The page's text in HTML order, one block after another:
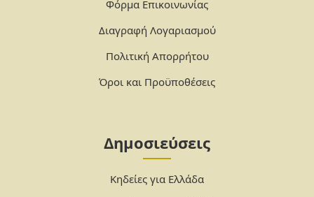
Φόρμα Επικοινωνίας
Διαγραφή Λογαριασμού
Πολιτική Απορρήτου
Όροι και Προϋποθέσεις
Δημοσιεύσεις
Κηδείες για Ελλάδα